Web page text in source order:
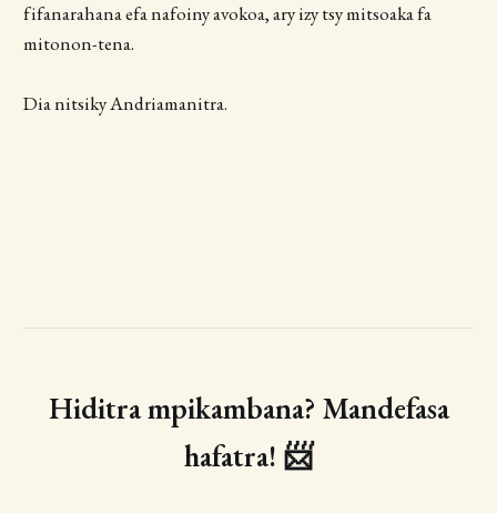
fifanarahana efa nafoiny avokoa, ary izy tsy mitsoaka fa
mitonon-tena.
Dia nitsiky Andriamanitra.
Hiditra mpikambana? Mandefasa
hafatra! 📨